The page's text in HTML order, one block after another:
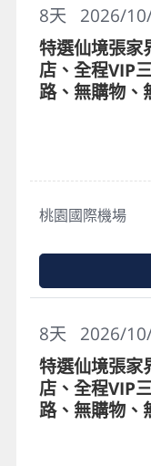
2026/
8天
特選仙境張家
店、全程VIP
路、無購物、
桃園國際機場
2026/
8天
特選仙境張家
店、全程VIP
路、無購物、